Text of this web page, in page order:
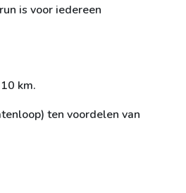
is voor iedereen
km.
ten voordelen van